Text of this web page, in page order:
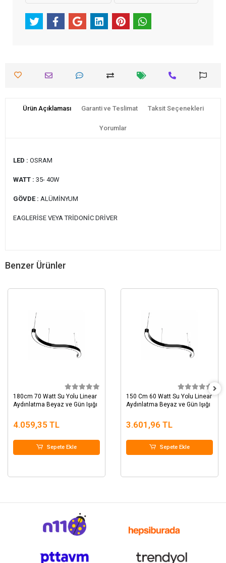
Ürün Açıklaması Garanti ve Teslimat Taksit Seçenekleri
Yorumlar
LED : OSRAM
WATT : 35- 40W
GÖVDE : ALÜMİNYUM
EAGLERİSE VEYA TRİDONİC DRİVER
Benzer Ürünler
180cm 70 Watt Su Yolu Linear
Aydınlatma Beyaz ve Gün Işığı
4.059,35 TL
Sepete Ekle
150 Cm 60 Watt Su Yolu Linear
Aydınlatma Beyaz ve Gün Işığı
3.601,96 TL
Sepete Ekle